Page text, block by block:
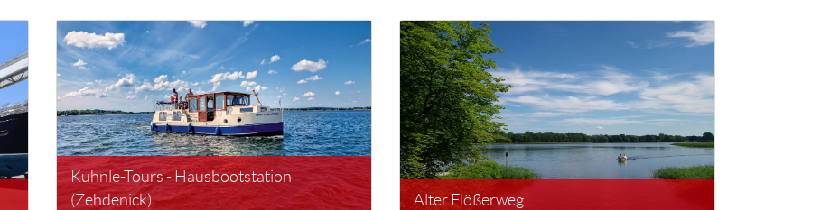
Kuhnle-Tours - Hausbootstation
(Zehdenick)
Alter Flößerweg